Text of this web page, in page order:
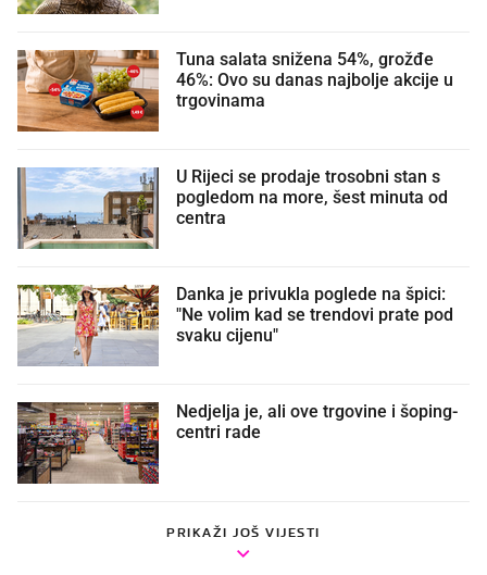
Tuna salata snižena 54%, grožđe
46%: Ovo su danas najbolje akcije u
trgovinama
U Rijeci se prodaje trosobni stan s
pogledom na more, šest minuta od
centra
Danka je privukla poglede na špici:
"Ne volim kad se trendovi prate pod
svaku cijenu"
Nedjelja je, ali ove trgovine i šoping-
centri rade
PRIKAŽI JOŠ VIJESTI